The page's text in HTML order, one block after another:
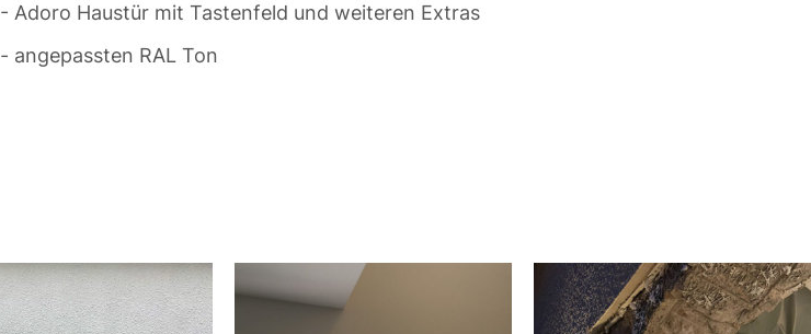
- Adoro Haustür mit Tastenfeld und weiteren Extras
- angepassten RAL Ton